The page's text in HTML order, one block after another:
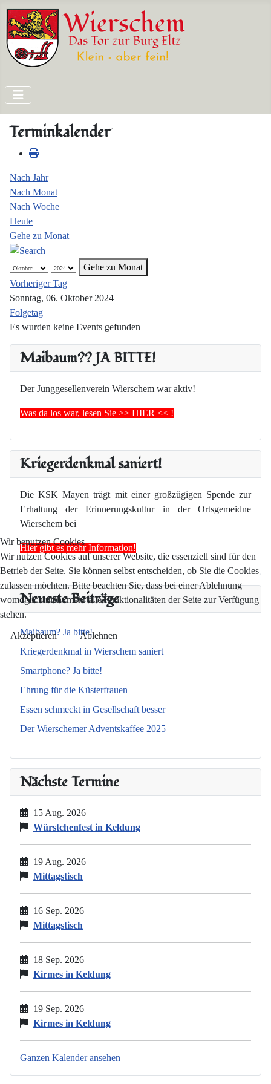
Maibaum?? JA BITTE!
Der Junggesellenverein Wierschem war aktiv!
Was da los war, lesen Sie >> HIER << !
Kriegerdenkmal saniert!
Die KSK Mayen trägt mit einer großzügigen Spende zur
Erhaltung der Erinnerungskultur in der Ortsgemeidne
Wierschem bei
Hier gibt es mehr Information!
Neueste Beiträge
Maibaum? Ja bitte!
Kriegerdenkmal in Wierschem saniert
Smartphone? Ja bitte!
Ehrung für die Küsterfrauen
Essen schmeckt in Gesellschaft besser
Der Wierschemer Adventskaffee 2025
Nächste Termine
15 Aug. 2026
Würstchenfest in Keldung
19 Aug. 2026
Mittagstisch
16 Sep. 2026
Mittagstisch
18 Sep. 2026
Kirmes in Keldung
19 Sep. 2026
Kirmes in Keldung
Ganzen Kalender ansehen
Terminkalender
Nach Jahr
Nach Monat
Nach Woche
Heute
Gehe zu Monat
Gehe zu Monat
Vorheriger Tag
Sonntag, 06. Oktober 2024
Folgetag
Es wurden keine Events gefunden
Wir benutzen Cookies
Wir nutzen Cookies auf unserer Website, die essenziell sind für den
Betrieb der Seite. Sie können selbst entscheiden, ob Sie die Cookies
zulassen möchten. Bitte beachten Sie, dass bei einer Ablehnung
womöglich nicht mehr alle Funktionalitäten der Seite zur Verfügung
stehen.
Akzeptieren Ablehnen